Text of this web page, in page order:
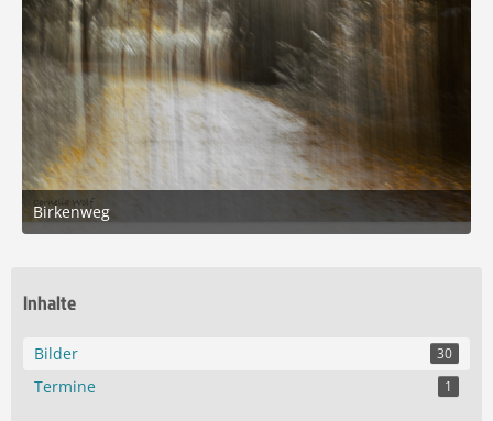
Birkenweg
9. Oktober 2025 um 20:02
Inhalte
Bilder 30
Termine 1